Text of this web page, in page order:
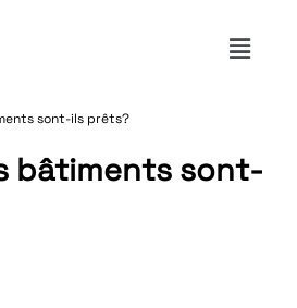
sont-ils prêts?
bâtiments sont-